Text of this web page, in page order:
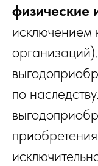
физические
исключением
по